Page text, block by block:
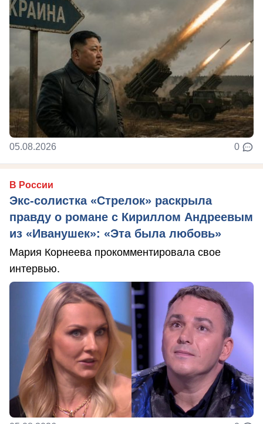
05.08.2026 0
В России
Экс-солистка «Стрелок» раскрыла
правду о романе с Кириллом Андреевым
из «Иванушек»: «Эта была любовь»
Мария Корнеева прокомментировала свое
интервью.